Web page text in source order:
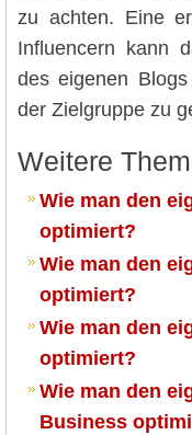
zu achten. Eine
Influencern kann
des eigenen
der Zielgruppe zu
Weitere
Wie man den
optimiert?
Wie man den
optimiert?
Wie man den
optimiert?
Wie man den
Business